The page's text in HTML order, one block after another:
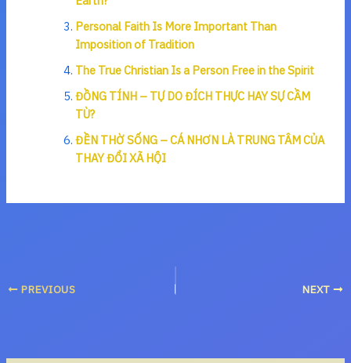
Personal Faith Is More Important Than
Imposition of Tradition
The True Christian Is a Person Free in the Spirit
ĐỒNG TÍNH – TỰ DO ĐÍCH THỰC HAY SỰ CẦM
TÙ?
ĐỀN THỜ SỐNG – CÁ NHƠN LÀ TRUNG TÂM CỦA
THAY ĐỔI XÃ HỘI
PREVIOUS NEXT